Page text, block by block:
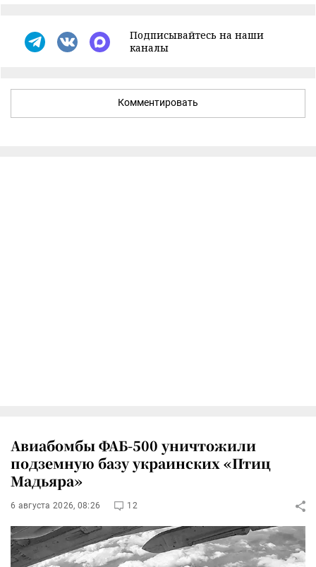
Подписывайтесь на наши
каналы
Комментировать
Авиабомбы ФАБ-500 уничтожили
подземную базу украинских «Птиц
Мадьяра»
6 августа 2026, 08:26 12